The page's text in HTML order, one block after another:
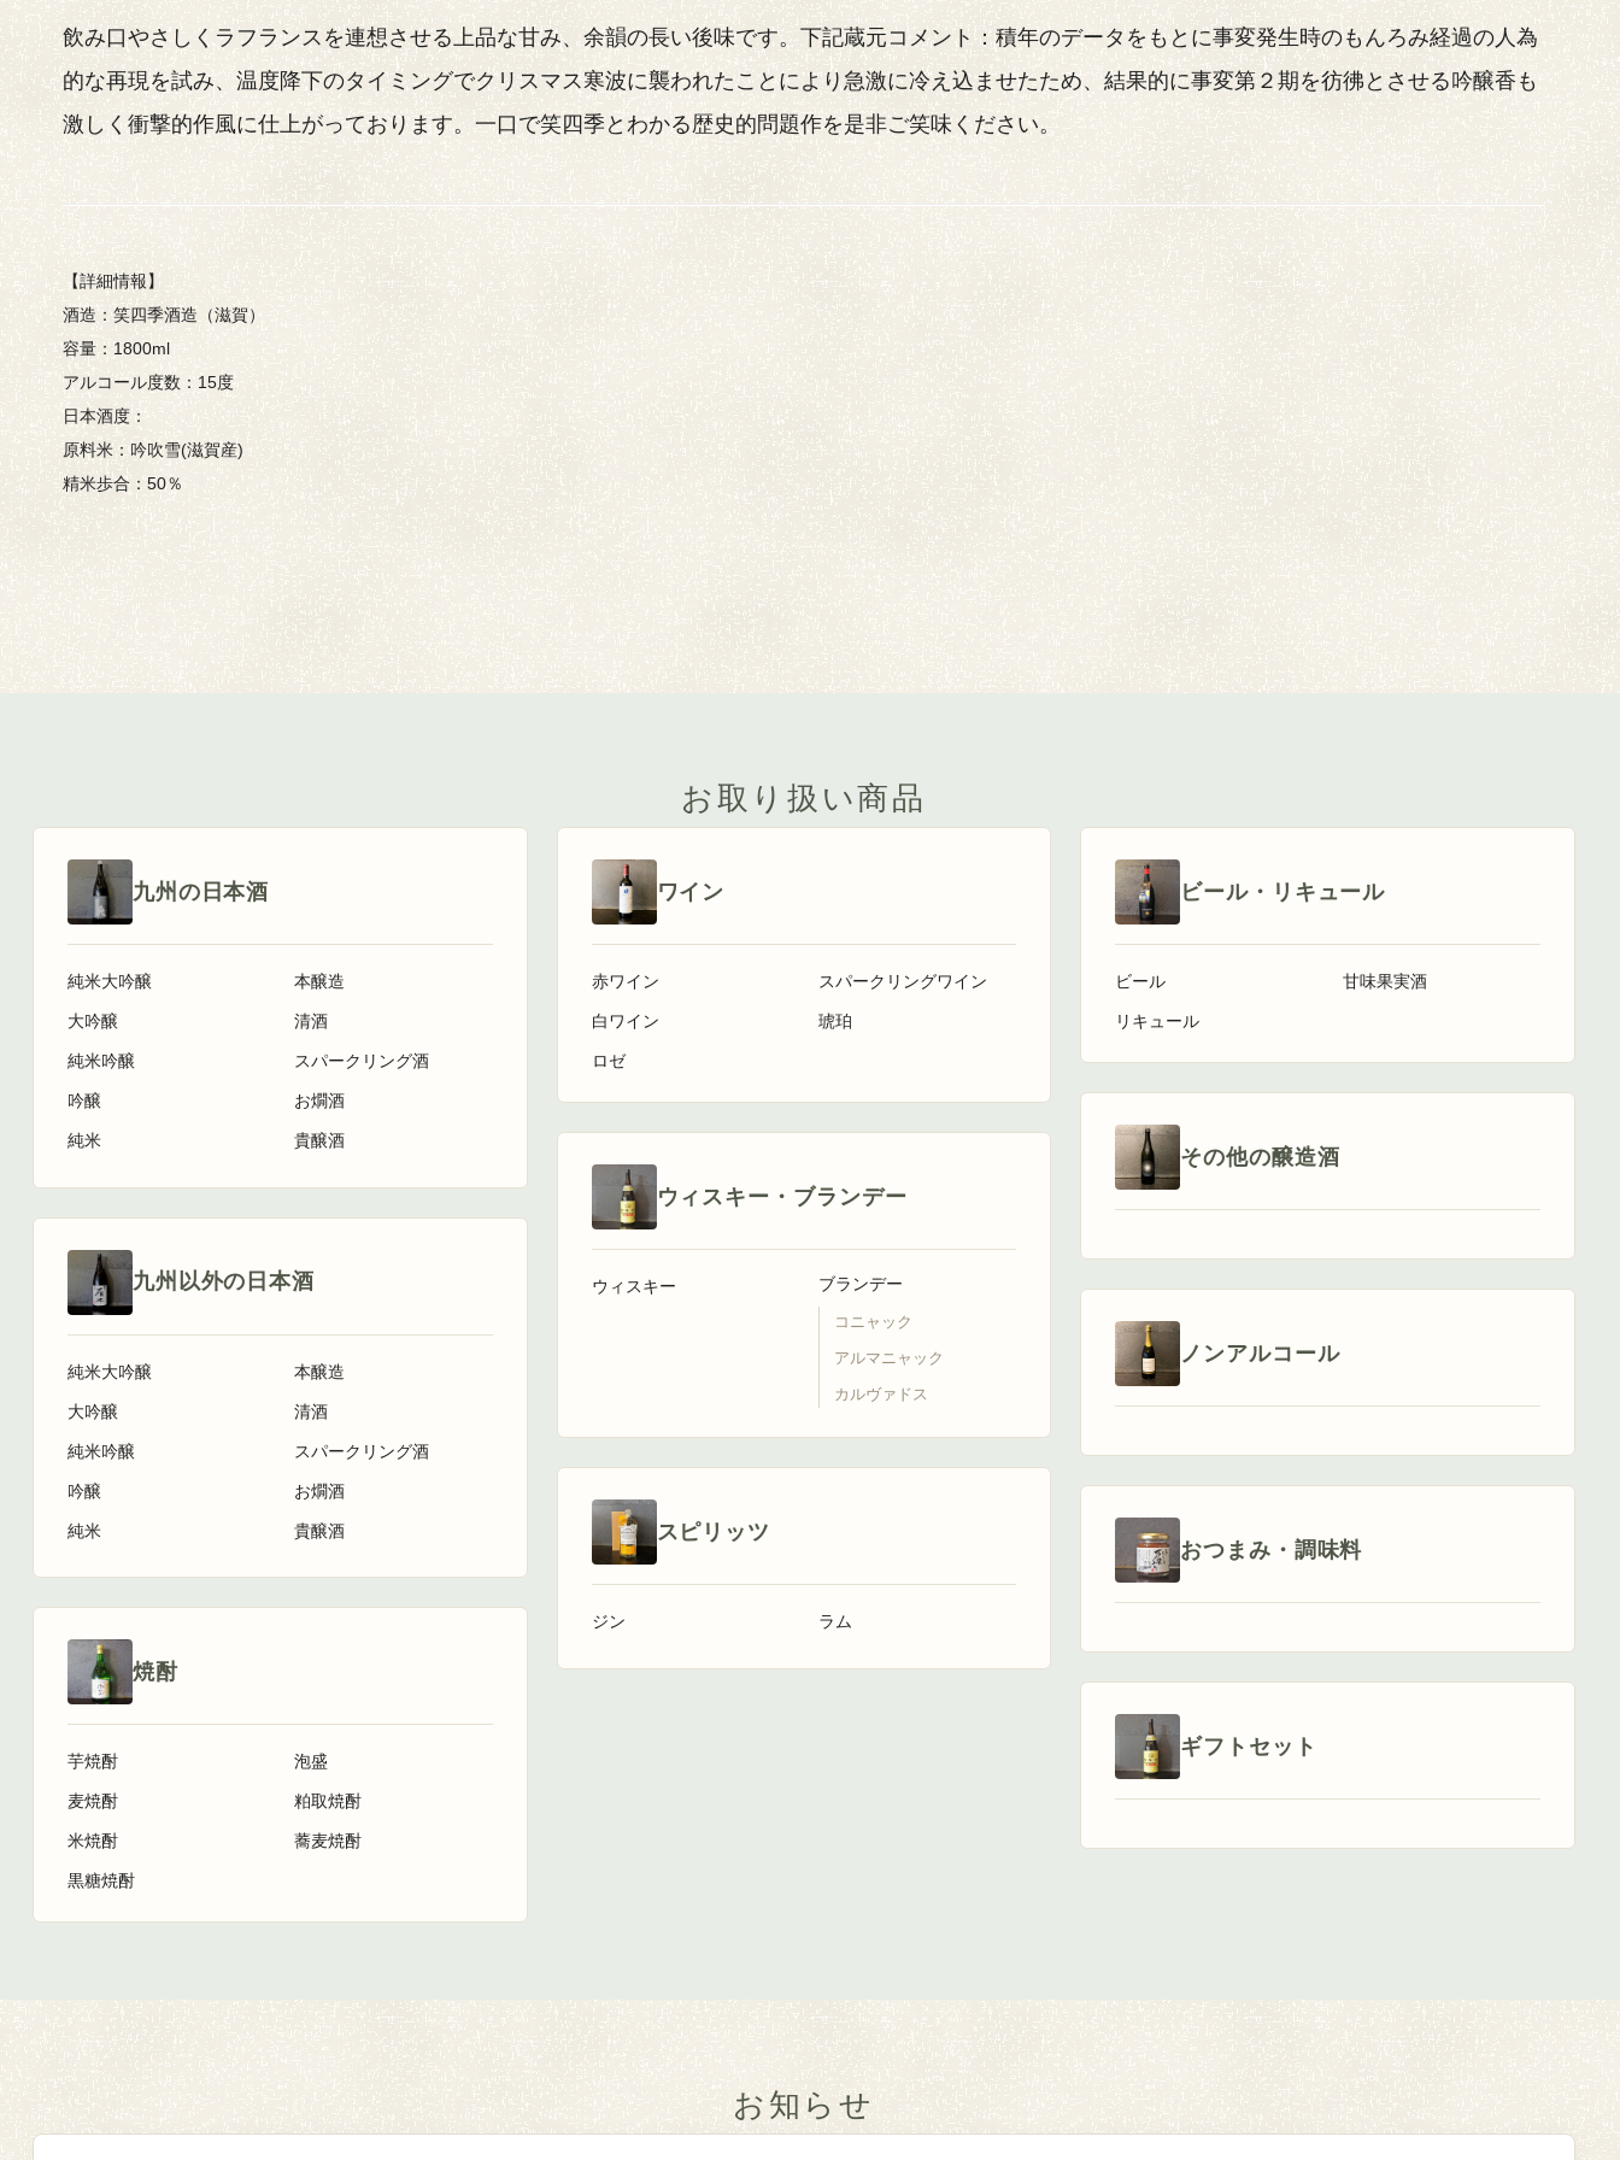
飲み口やさしくラフランスを連想させる上品な甘み、余韻の長い後味です。下記蔵元コメント：積年のデータをもとに事変発生時のもんろみ経過の人為
的な再現を試み、温度降下のタイミングでクリスマス寒波に襲われたことにより急激に冷え込ませたため、結果的に事変第２期を彷彿とさせる吟醸香も
激しく衝撃的作風に仕上がっております。一口で笑四季とわかる歴史的問題作を是非ご笑味ください。
【詳細情報】
酒造：笑四季酒造（滋賀）
容量：1800ml
アルコール度数：15度
日本酒度：
原料米：吟吹雪(滋賀産)
精米歩合：50％
お取り扱い商品
九州の日本酒
純米大吟醸
大吟醸
純米吟醸
吟醸
純米
本醸造
清酒
スパークリング酒
お燗酒
貴醸酒
九州以外の日本酒
純米大吟醸
大吟醸
純米吟醸
吟醸
純米
本醸造
清酒
スパークリング酒
お燗酒
貴醸酒
焼酎
芋焼酎
麦焼酎
米焼酎
黒糖焼酎
泡盛
粕取焼酎
蕎麦焼酎
ワイン
赤ワイン
白ワイン
ロゼ
スパークリングワイン
琥珀
ウィスキー・ブランデー
ウィスキー ブランデー
コニャック
アルマニャック
カルヴァドス
スピリッツ
ジン ラム
ビール・リキュール
ビール
リキュール
甘味果実酒
その他の醸造酒
ノンアルコール
おつまみ・調味料
ギフトセット
お知らせ